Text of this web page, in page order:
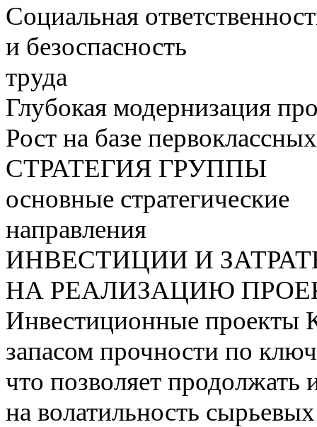
Социальная
и безоспасность
труда
Глубокая модернизация
Рост на базе
СТРАТЕГИЯ ГРУППЫ
основные стратегические
направления
ИНВЕСТИЦИИ И
НА РЕАЛИЗАЦИЮ
Инвестиционные проекты
запасом прочности по
что позволяет продолжать
на волатильность